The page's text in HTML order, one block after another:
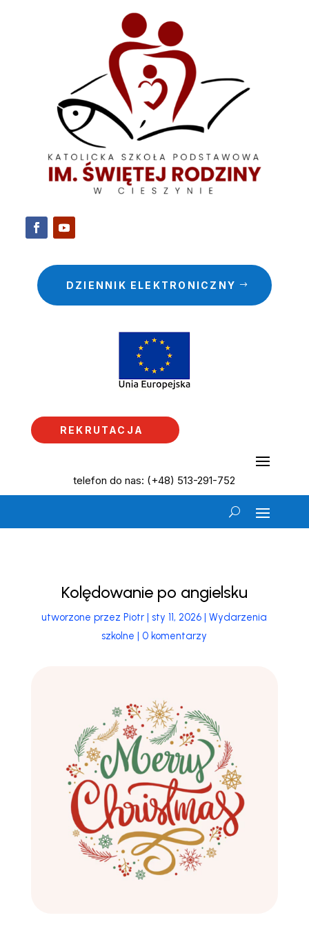
DZIENNIK ELEKTRONICZNY
REKRUTACJA
telefon do nas: (+48) 513-291-752
Kolędowanie po angielsku
utworzone przezPiotr | sty 11, 2026 |Wydarzenia
szkolne |0 komentarzy